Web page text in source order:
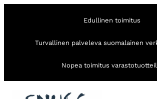
Edullinen toimitus
Turvallinen palveleva suomalainen
Nopea toimitus